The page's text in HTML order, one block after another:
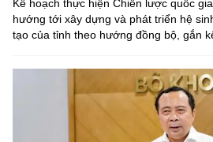
Chọn ngôn ngữ
Vietnamese
BỘ KHOA HỌC VÀ
MINISTRY OF SCIENCE AND
Kế hoạch thực hiện Chiến lược quốc
hướng tới xây dựng và phát triển hệ
tạo của tỉnh theo hướng đồng bộ, gắn